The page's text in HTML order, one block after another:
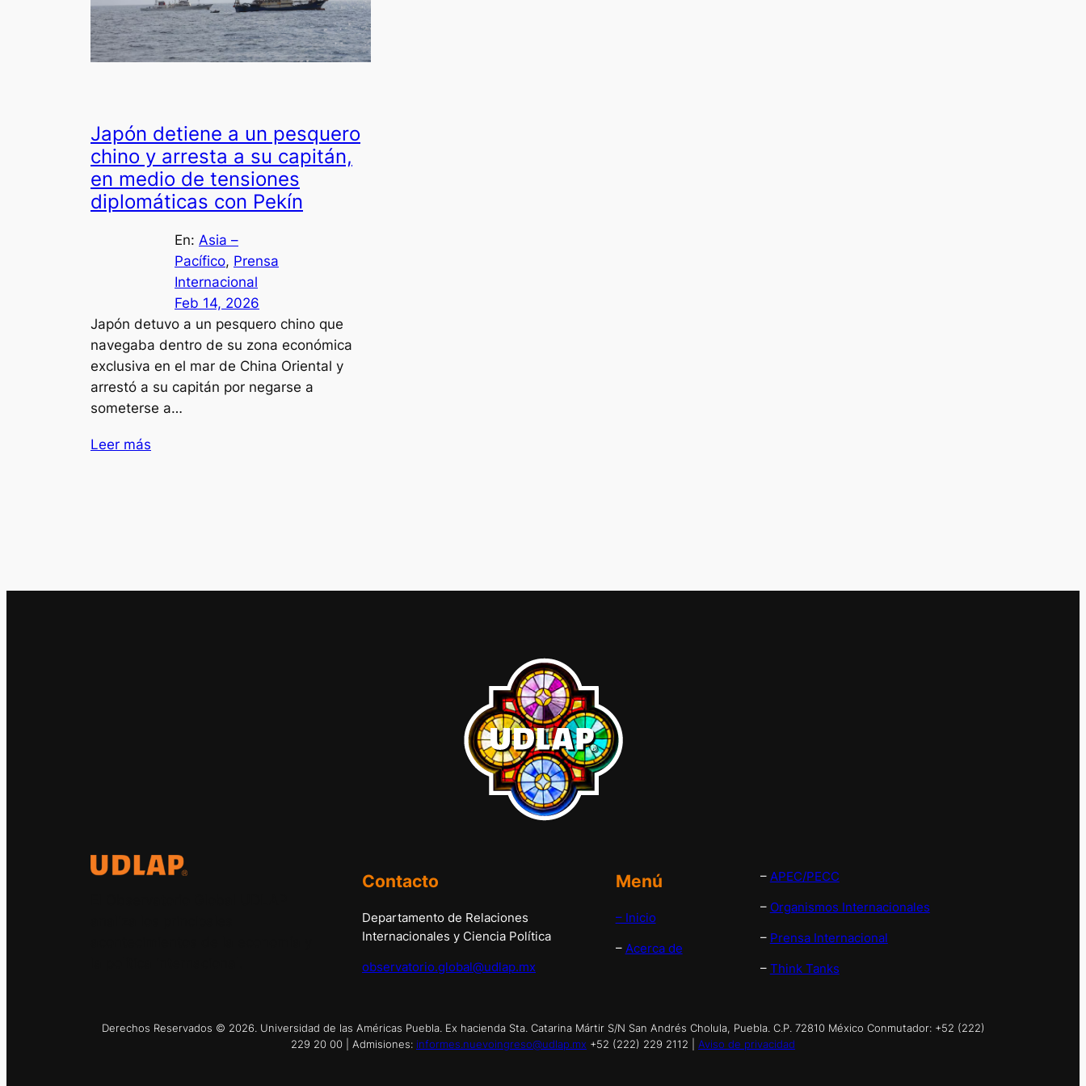
Japón detiene a un pesquero
chino y arresta a su capitán,
en medio de tensiones
diplomáticas con Pekín
En: Asia –
Pacífico, Prensa
Internacional
Feb 14, 2026
Japón detuvo a un pesquero chino que
navegaba dentro de su zona económica
exclusiva en el mar de China Oriental y
arrestó a su capitán por negarse a
someterse a…
Leer más
Contacto
Departamento de Relaciones
Internacionales y Ciencia Política
observatorio.global@udlap.mx
Menú
– Inicio
– Acerca de
– APEC/PECC
– Organismos Internacionales
– Prensa Internacional
– Think Tanks
Derechos Reservados © 2026. Universidad de las Américas Puebla. Ex hacienda Sta. Catarina Mártir S/N San Andrés Cholula, Puebla. C.P. 72810 México Conmutador: +52 (222)
229 20 00 | Admisiones: informes.nuevoingreso@udlap.mx +52 (222) 229 2112 | Aviso de privacidad